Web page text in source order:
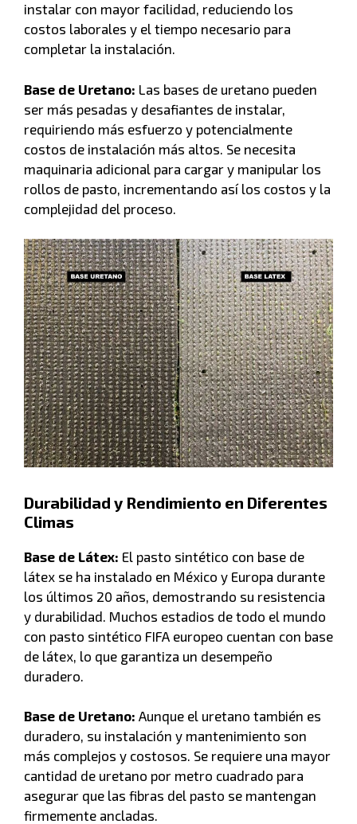
instalar con mayor facilidad, reduciendo los
costos laborales y el tiempo necesario para
completar la instalación.
Base de Uretano: Las bases de uretano pueden
ser más pesadas y desafiantes de instalar,
requiriendo más esfuerzo y potencialmente
costos de instalación más altos. Se necesita
maquinaria adicional para cargar y manipular los
rollos de pasto, incrementando así los costos y la
complejidad del proceso.
Durabilidad y Rendimiento en Diferentes
Climas
Base de Látex: El pasto sintético con base de
látex se ha instalado en México y Europa durante
los últimos 20 años, demostrando su resistencia
y durabilidad. Muchos estadios de todo el mundo
con pasto sintético FIFA europeo cuentan con base
de látex, lo que garantiza un desempeño
duradero.
Base de Uretano: Aunque el uretano también es
duradero, su instalación y mantenimiento son
más complejos y costosos. Se requiere una mayor
cantidad de uretano por metro cuadrado para
asegurar que las fibras del pasto se mantengan
firmemente ancladas.